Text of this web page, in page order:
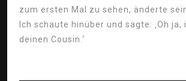
zum ersten Mal zu sehen, änderte
Ich schaute hinüber und sagte: ‚Oh
deinen Cousin.‘